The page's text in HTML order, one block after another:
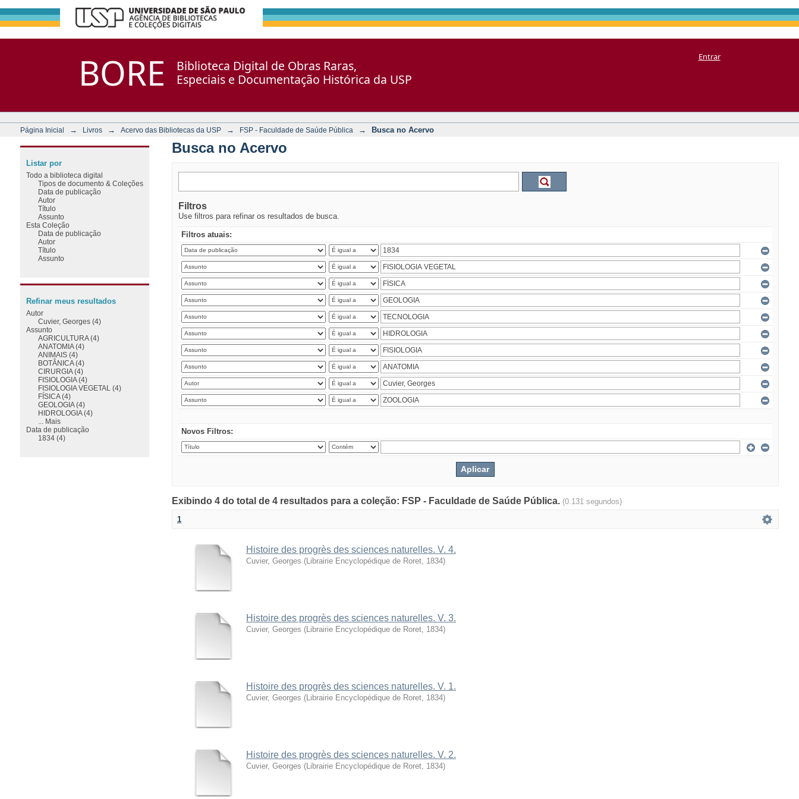
BORE
Biblioteca Digital de Obras Raras,
Especiais e Documentação Histórica da USP
Entrar
Página Inicial → Livros → Acervo das Bibliotecas da USP → FSP - Faculdade de Saúde Pública → Busca no Acervo
Busca no Acervo
Filtros
Use filtros para refinar os resultados de busca.
Filtros atuais:
Novos Filtros:
Exibindo 4 do total de 4 resultados para a coleção: FSP - Faculdade de Saúde Pública. (0.131 segundos)
1
Histoire des progrès des sciences naturelles. V. 4.
Cuvier, Georges (Librairie Encyclopédique de Roret, 1834)
Histoire des progrès des sciences naturelles. V. 3.
Cuvier, Georges (Librairie Encyclopédique de Roret, 1834)
Histoire des progrès des sciences naturelles. V. 1.
Cuvier, Georges (Librairie Encyclopédique de Roret, 1834)
Histoire des progrès des sciences naturelles. V. 2.
Cuvier, Georges (Librairie Encyclopédique de Roret, 1834)
Listar por
Todo a biblioteca digital
Tipos de documento & Coleções
Data de publicação
Autor
Título
Assunto
Esta Coleção
Data de publicação
Autor
Título
Assunto
Refinar meus resultados
Autor
Cuvier, Georges (4)
Assunto
AGRICULTURA (4)
ANATOMIA (4)
ANIMAIS (4)
BOTÂNICA (4)
CIRURGIA (4)
FISIOLOGIA (4)
FISIOLOGIA VEGETAL (4)
FÍSICA (4)
GEOLOGIA (4)
HIDROLOGIA (4)
... Mais
Data de publicação
1834 (4)